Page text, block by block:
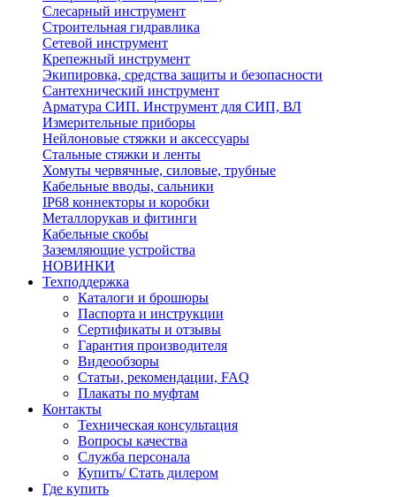
Слесарный инструмент
Строительная гидравлика
Сетевой инструмент
Крепежный инструмент
Экипировка, средства защиты и безопасности
Сантехнический инструмент
Арматура СИП. Инструмент для СИП, ВЛ
Измерительные приборы
Нейлоновые стяжки и аксессуары
Стальные стяжки и ленты
Хомуты червячные, силовые, трубные
Кабельные вводы, сальники
IP68 коннекторы и коробки
Металлорукав и фитинги
Кабельные скобы
Заземляющие устройства
НОВИНКИ
Техподдержка
Каталоги и брошюры
Паспорта и инструкции
Сертификаты и отзывы
Гарантия производителя
Видеообзоры
Статьи, рекомендации, FAQ
Плакаты по муфтам
Контакты
Техническая консультация
Вопросы качества
Служба персонала
Купить/ Стать дилером
Где купить